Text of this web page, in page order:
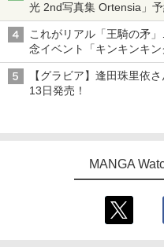
光 2nd写真集 Ortensia」
10月30日発売
これがリアル「王騎の矛
念イベント「キンキンキ
【グラビア】逢田珠里依
13日発売！
MANGA